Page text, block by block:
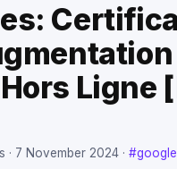
Ligne
· 7 November 2024 ·#google